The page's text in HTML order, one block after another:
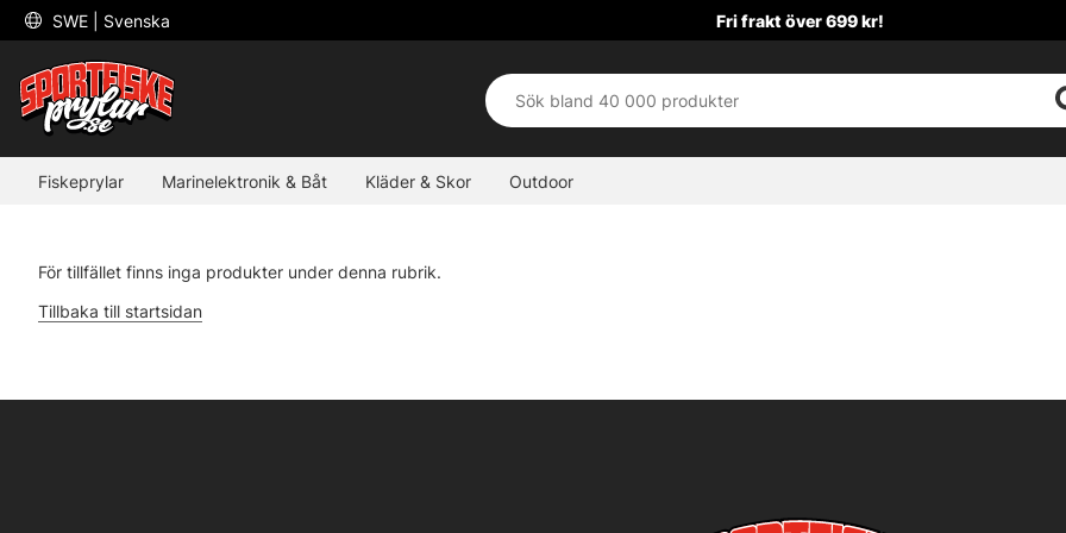
SWE | Svenska Fri frakt över 699 kr!
Fiskeprylar Marinelektronik & Båt Kläder & Skor Outdoor
För tillfället finns inga produkter under denna rubrik.
Tillbaka till startsidan